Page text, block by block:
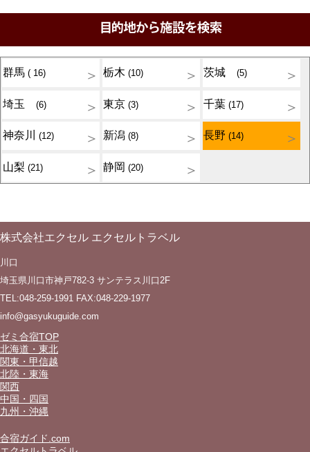
群馬( 16) 栃木(10) 茨城(5)
埼玉(6) 東京(3) 千葉(17)
神奈川(12) 新潟(8) 長野(14)
山梨(21) 静岡(20)
株式会社エクセル エクセルトラベル
川口
埼玉県川口市神戸782-3 サンテラス川口2F
TEL:048-259-1991 FAX:048-229-1977
info@gasyukuguide.com
ゼミ合宿TOP
北海道・東北
関東・甲信越
北陸・東海
関西
中国・四国
九州・沖縄
合宿ガイド.com